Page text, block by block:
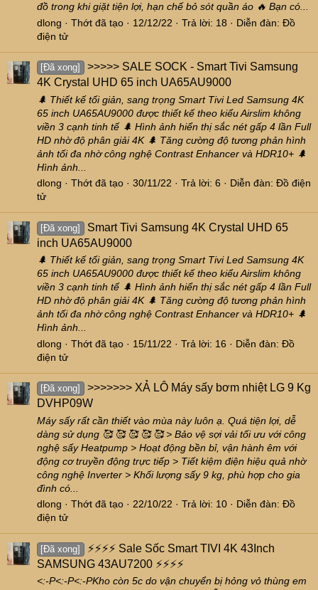
đồ trong khi giặt tiện lợi, hạn chế bỏ sót quần áo 🔥 Bạn có...
dlong
Thớt đã tạo 12/12/22 Trả lời: 18 Diễn đàn: Đồ
điện tử
[Đã xong]
>>>>> SALE SOCK - Smart Tivi Samsung
4K Crystal UHD 65 inch UA65AU9000
🌲 Thiết kế tối giản, sang trọng Smart Tivi Led Samsung 4K
65 inch UA65AU9000 được thiết kế theo kiểu Airslim không
viền 3 cạnh tinh tế 🌲 Hình ảnh hiển thị sắc nét gấp 4 lần Full
HD nhờ độ phân giải 4K 🌲 Tăng cường độ tương phản hình
ảnh tối đa nhờ công nghệ Contrast Enhancer và HDR10+ 🌲
Hình ảnh...
dlong
Thớt đã tạo 30/11/22 Trả lời: 6 Diễn đàn: Đồ điện
tử
[Đã xong]
Smart Tivi Samsung 4K Crystal UHD 65
inch UA65AU9000
🌲 Thiết kế tối giản, sang trọng Smart Tivi Led Samsung 4K
65 inch UA65AU9000 được thiết kế theo kiểu Airslim không
viền 3 cạnh tinh tế 🌲 Hình ảnh hiển thị sắc nét gấp 4 lần Full
HD nhờ độ phân giải 4K 🌲 Tăng cường độ tương phản hình
ảnh tối đa nhờ công nghệ Contrast Enhancer và HDR10+ 🌲
Hình ảnh...
dlong
Thớt đã tạo 15/11/22 Trả lời: 16 Diễn đàn: Đồ
điện tử
[Đã xong]
>>>>>>> XẢ LÔ Máy sấy bơm nhiệt LG 9 Kg
DVHP09W
Máy sấy rất cần thiết vào mùa này luôn ạ. Quá tiện lợi, dễ
dàng sử dụng 🥰 🥰 🥰 🥰 🥰 > Bảo vệ sợi vải tối ưu với công
nghệ sấy Heatpump > Hoạt động bền bỉ, vận hành êm với
động cơ truyền động trực tiếp > Tiết kiệm điện hiệu quả nhờ
công nghệ Inverter > Khối lượng sấy 9 kg, phù hợp cho gia
đình có...
dlong
Thớt đã tạo 22/10/22 Trả lời: 10 Diễn đàn: Đồ
điện tử
[Đã xong]
⚡⚡⚡⚡ Sale Sốc Smart TIVI 4K 43Inch
SAMSUNG 43AU7200 ⚡⚡⚡⚡
<:-P<:-P<:-PKho còn 5c do vận chuyển bị hỏng vỏ thùng em